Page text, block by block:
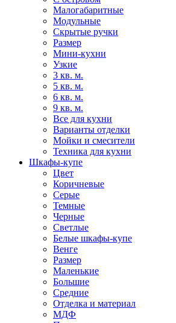
Малогабаритные
Модульные
Скрытые ручки
Размер
Мини-кухни
Узкие
3 кв. м.
5 кв. м.
6 кв. м.
9 кв. м.
Все для кухни
Варианты отделки
Мойки и смесители
Техника для кухни
Шкафы-купе
Цвет
Коричневые
Серые
Темные
Черные
Светлые
Белые шкафы-купе
Венге
Размер
Маленькие
Большие
Средние
Отделка и материал
МДФ